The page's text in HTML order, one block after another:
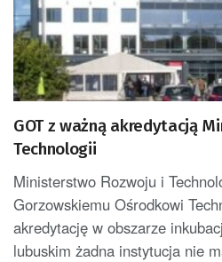
GOT z ważną akredytacją
Technologii
Ministerstwo Rozwoju i
Gorzowskiemu Ośrodkowi
akredytację w obszarze
lubuskim żadna instytucja nie